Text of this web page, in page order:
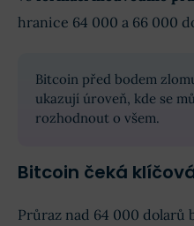
hranice 64 000 a 66 000
Bitcoin před bodem
ukazují úroveň, kde se
rozhodnout o všem.
Bitcoin čeká
Průraz nad 64 000 dolarů